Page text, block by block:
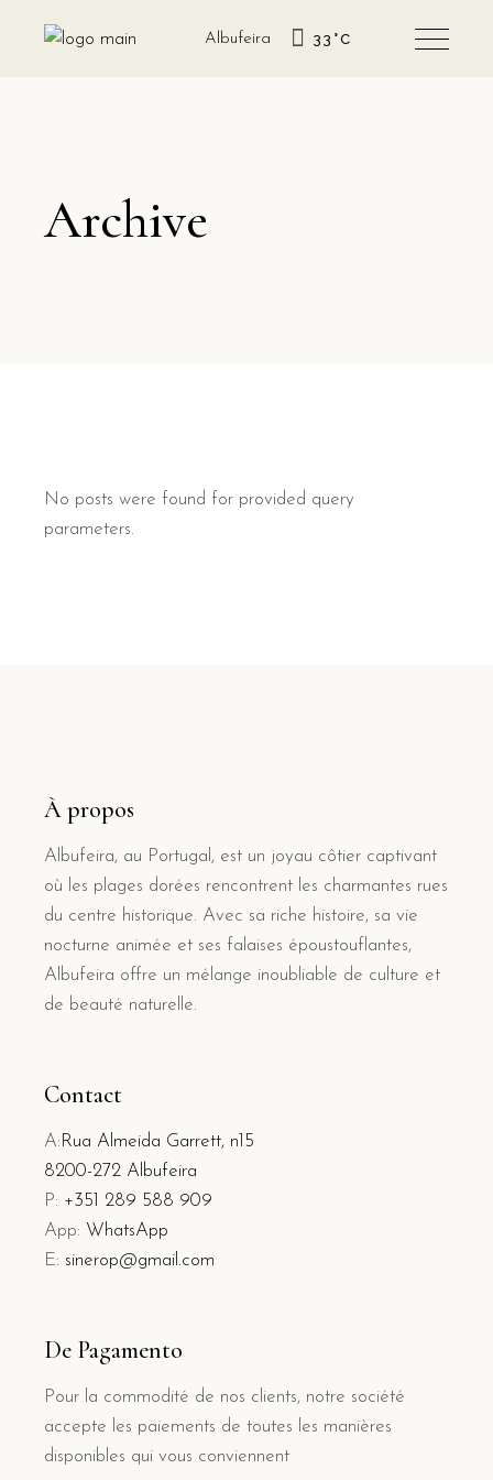
Albufeira 33 °C
Archive
No posts were found for provided query
parameters.
À propos
Albufeira, au Portugal, est un joyau côtier captivant
où les plages dorées rencontrent les charmantes rues
du centre historique. Avec sa riche histoire, sa vie
nocturne animée et ses falaises époustouflantes,
Albufeira offre un mélange inoubliable de culture et
de beauté naturelle.
Contact
A: Rua Almeida Garrett, n15
8200-272 Albufeira
P: +351 289 588 909
App: WhatsApp
E: sinerop@gmail.com
De Pagamento
Pour la commodité de nos clients, notre société
accepte les paiements de toutes les manières
disponibles qui vous conviennent